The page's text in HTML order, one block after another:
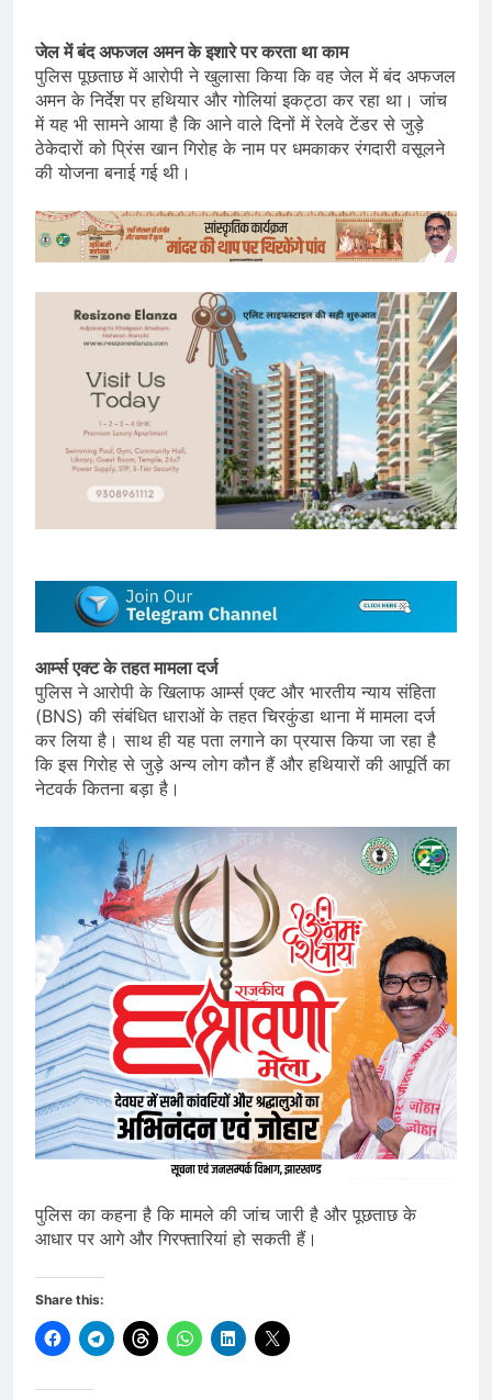
जेल में बंद अफजल अमन के इशारे पर करता था काम
पुलिस पूछताछ में आरोपी ने खुलासा किया कि वह जेल में बंद अफजल
अमन के निर्देश पर हथियार और गोलियां इकट्ठा कर रहा था। जांच
में यह भी सामने आया है कि आने वाले दिनों में रेलवे टेंडर से जुड़े
ठेकेदारों को प्रिंस खान गिरोह के नाम पर धमकाकर रंगदारी वसूलने
की योजना बनाई गई थी।
आर्म्स एक्ट के तहत मामला दर्ज
पुलिस ने आरोपी के खिलाफ आर्म्स एक्ट और भारतीय न्याय संहिता
(BNS) की संबंधित धाराओं के तहत चिरकुंडा थाना में मामला दर्ज
कर लिया है। साथ ही यह पता लगाने का प्रयास किया जा रहा है
कि इस गिरोह से जुड़े अन्य लोग कौन हैं और हथियारों की आपूर्ति का
नेटवर्क कितना बड़ा है।
पुलिस का कहना है कि मामले की जांच जारी है और पूछताछ के
आधार पर आगे और गिरफ्तारियां हो सकती हैं।
Share this: